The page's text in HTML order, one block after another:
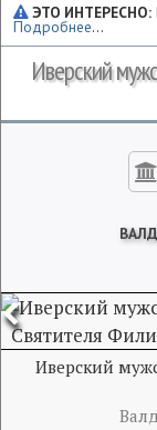
ЭТО ИНТЕРЕСНО:
Подробнее...
Иверский
Иверский